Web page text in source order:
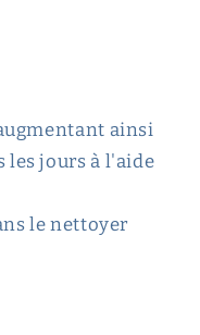
ainsi
les jours à l'aide
le nettoyer